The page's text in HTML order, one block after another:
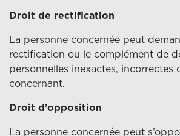
Droit de rectification
La personne concernée peut
rectification ou le complément de
personnelles inexactes, incorrectes
concernant.
Droit d’opposition
La personne concernée peut